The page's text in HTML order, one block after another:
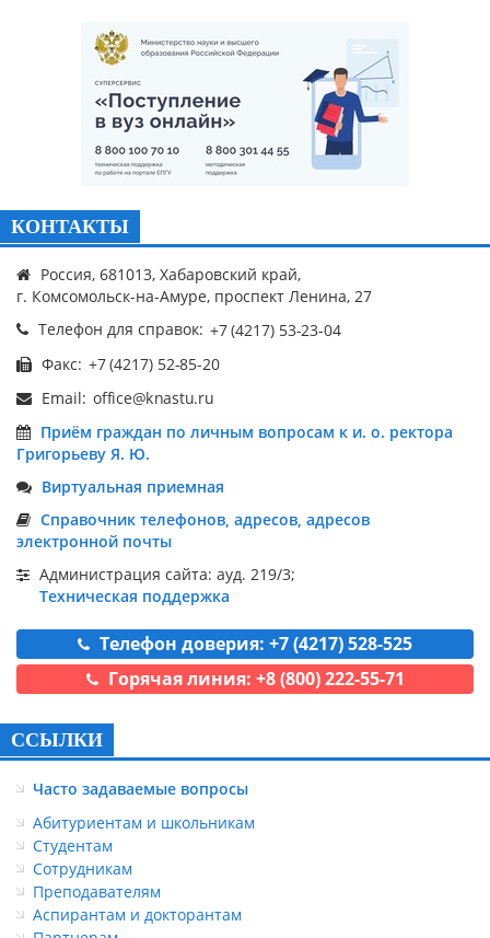
КОНТАКТЫ
Россия, 681013, Хабаровский край,
г. Комсомольск-на-Амуре, проспект Ленина, 27
Телефон для справок:
Факс:
Email:
Приём граждан по личным вопросам к и. о. ректора
Григорьеву Я. Ю.
Виртуальная приемная
Справочник телефонов, адресов, адресов
электронной почты
Администрация сайта: ауд. 219/3;
Техническая поддержка
Телефон доверия: +7 (4217) 528-525
Горячая линия: +8 (800) 222-55-71
ССЫЛКИ
Часто задаваемые вопросы
Абитуриентам и школьникам
Студентам
Сотрудникам
Преподавателям
Аспирантам и докторантам